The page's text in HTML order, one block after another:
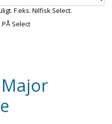
F.eks. Nilfisk Select.
PÅ Select